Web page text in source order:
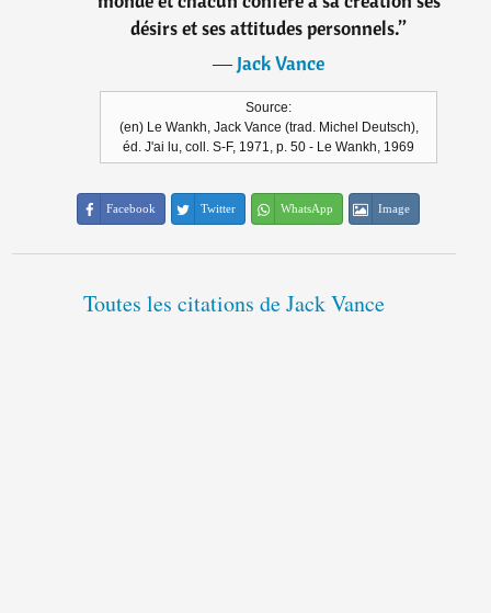
désirs et ses attitudes personnels.”
―Jack Vance
Source:
(en) Le Wankh, Jack Vance (trad. Michel Deutsch),
éd. J'ai lu, coll. S-F, 1971, p. 50 - Le Wankh, 1969
Facebook Twitter WhatsApp Image
Toutes les citations de Jack Vance